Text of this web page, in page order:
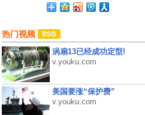
热门视频
涡扇13已经成功定型!
v.youku.com
美国要涨“保护费”
v.youku.com